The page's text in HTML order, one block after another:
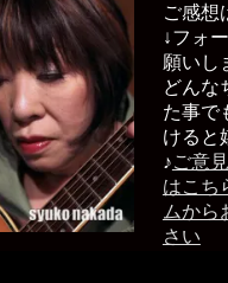
ご感想
↓フォ
願いし
どんな
た事で
けると
♪ご意
はこち
ムから
さい